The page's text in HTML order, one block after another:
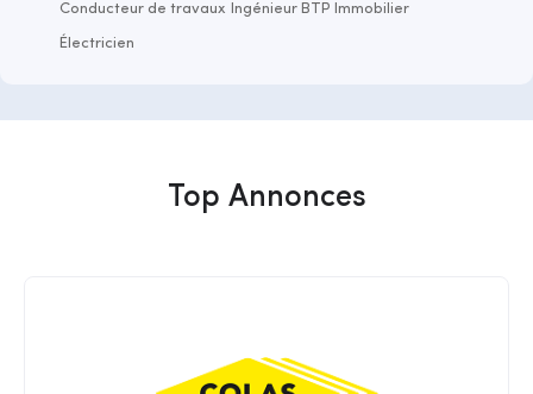
Conducteur de travaux Ingénieur BTP Immobilier
Électricien
Top Annonces